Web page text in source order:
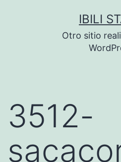
IBILI
Otro sitio
3512-